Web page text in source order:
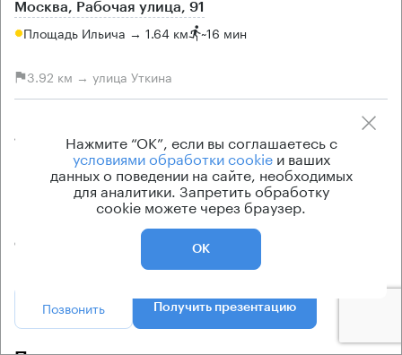
Москва, Рабочая улица, 91
Площадь Ильича → 1.64 км ~16 мин
3.92 км → улица Уткина
1054 кв.м по запросу
Класс офисов Вентиляция
естественная
сплит-системы
Позвонить Получить презентацию
Нажмите “ОК”, если вы соглашаетесь с
условиями обработки cookieи ваших
данных о поведении на сайте, необходимых
для аналитики. Запретить обработку
cookie можете через браузер.
ОК